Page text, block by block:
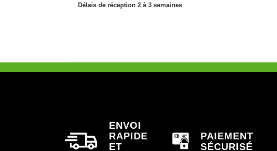
Délais de réception 2 à 3 semaines
ENVOI
RAPIDE
ET
PAIEMENT
SÉCURISÉ